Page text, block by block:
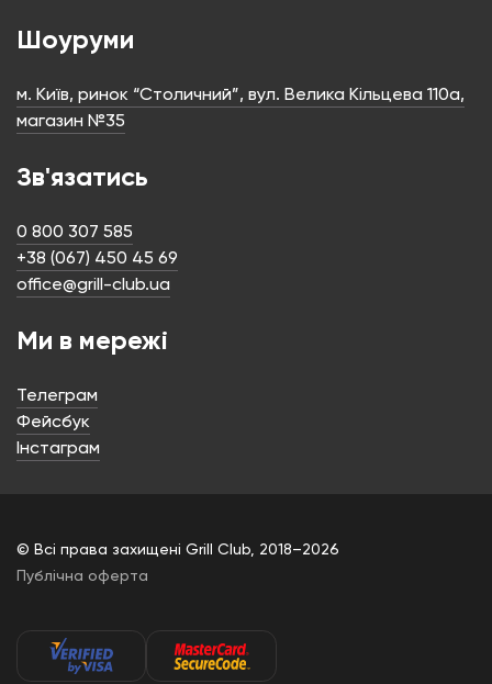
Шоуруми
м. Київ, ринок “Столичний”, вул. Велика Кільцева 110а,
магазин №35
Зв'язатись
0 800 307 585
+38 (067) 450 45 69
office@grill-club.ua
Ми в мережі
Телеграм
Фейсбук
Інстаграм
© Всі права захищені Grill Club, 2018–2026
Публічна оферта